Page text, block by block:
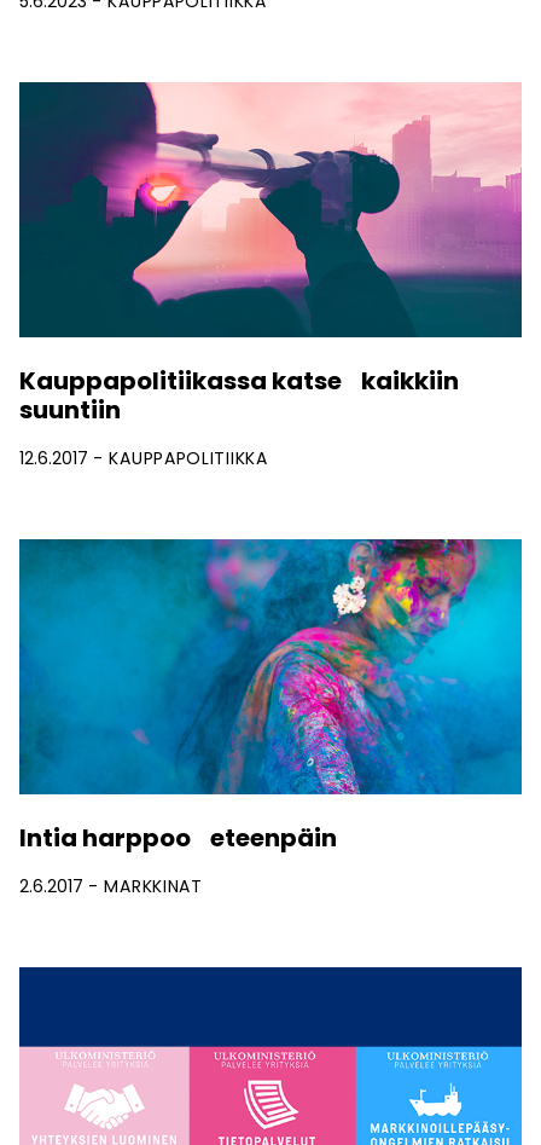
Kauppapolitiikassa katse kaikkiin
suuntiin
12.6.2017 KAUPPAPOLITIIKKA
Intia harppoo eteenpäin
2.6.2017 MARKKINAT